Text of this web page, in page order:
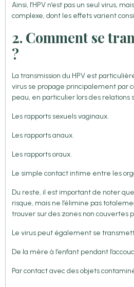
Ainsi, l’HPV n’est pas un seul virus,
complexe, dont les effets varient
2. Comment se
?
La transmission du HPV est
virus se propage principalement par
peau, en particulier lors des relations
Les rapports sexuels vaginaux.
Les rapports anaux.
Les rapports oraux.
Le simple contact intime entre les
Du reste, il est important de noter
risque, mais ne l’élimine pas
trouver sur des zones non couvertes
Le virus peut également se
De la mère à l’enfant pendant
Par contact avec des objets